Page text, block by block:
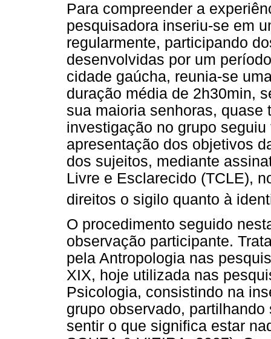
Para compreender a
pesquisadora inseriu-se em
regularmente, participando
desenvolvidas por um
cidade gaúcha, reunia-se
duração média de 2h30min,
sua maioria senhoras, quase
investigação no grupo
apresentação dos objetivos
dos sujeitos, mediante
Livre e Esclarecido (TCLE),
direitos o sigilo quanto à
O procedimento seguido
observação participante.
pela Antropologia nas
XIX, hoje utilizada nas
Psicologia, consistindo na
grupo observado,
sentir o que significa estar